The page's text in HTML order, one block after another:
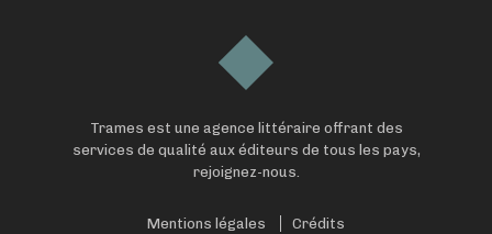
Trames est une agence littéraire offrant des
services de qualité aux éditeurs de tous les pays,
rejoignez-nous.
Mentions légales Crédits